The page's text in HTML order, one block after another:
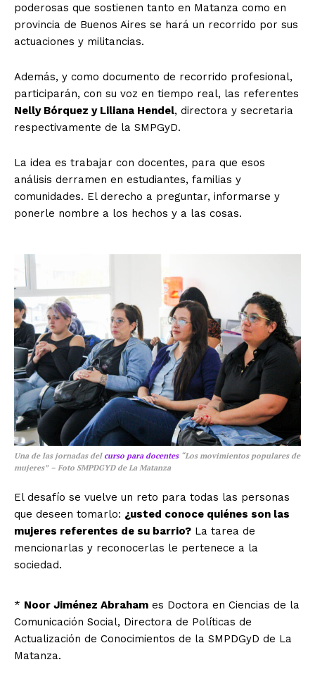
poderosas que sostienen tanto en Matanza como en
provincia de Buenos Aires se hará un recorrido por sus
actuaciones y militancias.
Además, y como documento de recorrido profesional,
participarán, con su voz en tiempo real, las referentes
Nelly Bórquez y Liliana Hendel, directora y secretaria
respectivamente de la SMPGyD.
La idea es trabajar con docentes, para que esos
análisis derramen en estudiantes, familias y
comunidades. El derecho a preguntar, informarse y
ponerle nombre a los hechos y a las cosas.
Una de las jornadas del curso para docentes“Los movimientos populares de
mujeres” – Foto SMPDGYD de La Matanza
El desafío se vuelve un reto para todas las personas
que deseen tomarlo: ¿usted conoce quiénes son las
mujeres referentes de su barrio? La tarea de
mencionarlas y reconocerlas le pertenece a la
sociedad.
* Noor Jiménez Abraham es Doctora en Ciencias de la
Comunicación Social, Directora de Políticas de
Actualización de Conocimientos de la SMPDGyD de La
Matanza.